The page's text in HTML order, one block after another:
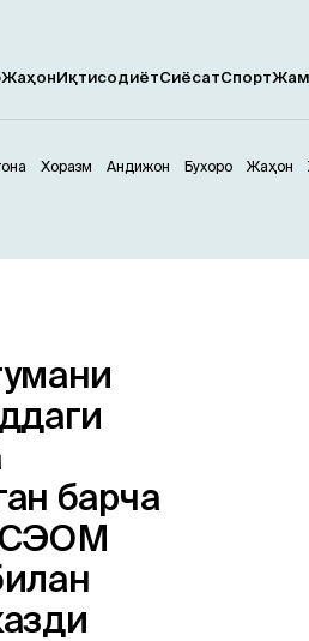
ЖаҳонИқтисодиётСиёсатСпорт
Андижон Бухоро Жаҳон
Хоразм
барча
СЭОМ